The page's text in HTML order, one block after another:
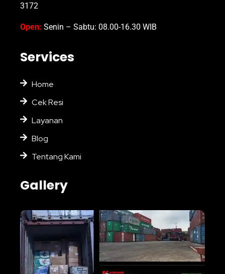
3172
Open: Senin – Sabtu: 08.00-16.30 WIB
Services
Home
Cek Resi
Layanan
Blog
Tentang Kami
Gallery